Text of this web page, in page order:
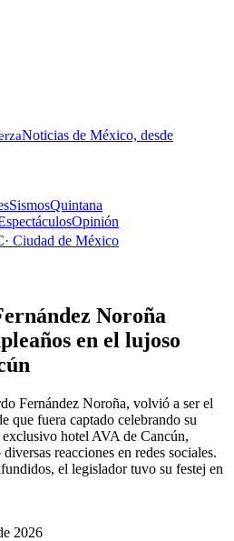
Noticias de México, desde
SismosQuintana
Opinión
· Ciudad de México
Noroña
en el lujoso
Fernández Noroña, volvió a ser el
que fuera captado celebrando su
hotel AVA de Cancún,
reacciones en redes sociales.
el legislador tuvo su festej en
2026